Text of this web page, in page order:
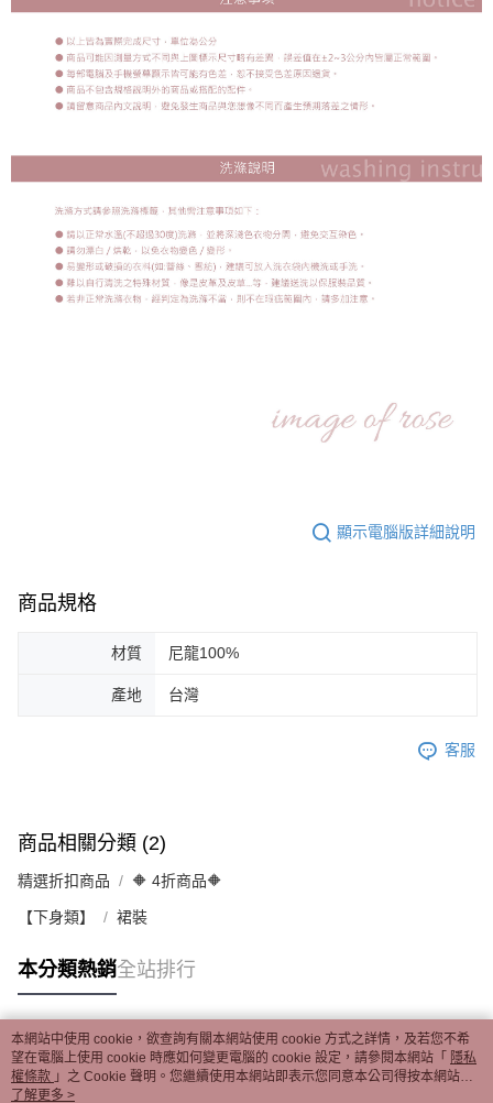
顯示電腦版詳細說明
商品規格
材質 尼龍100%
產地 台灣
客服
商品相關分類 (2)
精選折扣商品 🔶 4折商品🔶
【下身類】 裙裝
本分類熱銷全站排行
熱門標籤
本網站中使用 cookie，欲查詢有關本網站使用 cookie 方式之詳情，及若您不希
望在電腦上使用 cookie 時應如何變更電腦的 cookie 設定，請參閱本網站「 隱私
權條款 」之 Cookie 聲明。您繼續使用本網站即表示您同意本公司得按本網站使
用條款之 Cookie 聲明使用 cookie。
了解更多 >